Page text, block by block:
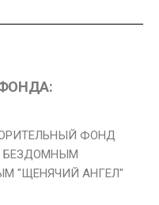
ФОНД
"ЩЕНЯЧИЙ АНГЕЛ"